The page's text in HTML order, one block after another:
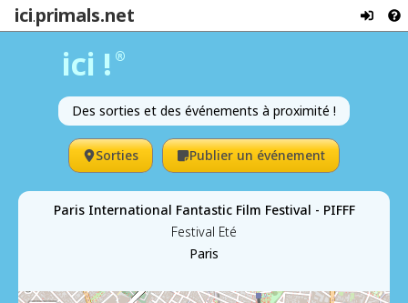
ici.primals.net
ici ! ®
Des sorties et des événements à proximité !
Sorties Publier un événement
Paris International Fantastic Film Festival - PIFFF
Festival Eté
Paris